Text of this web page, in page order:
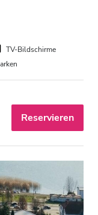
TV-Bildschirme
Reservieren